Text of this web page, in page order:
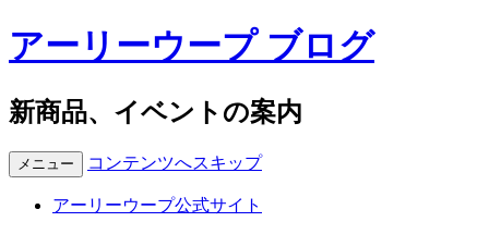
アーリーウープ ブログ
新商品、イベントの案内
メニュー コンテンツへスキップ
アーリーウープ公式サイト